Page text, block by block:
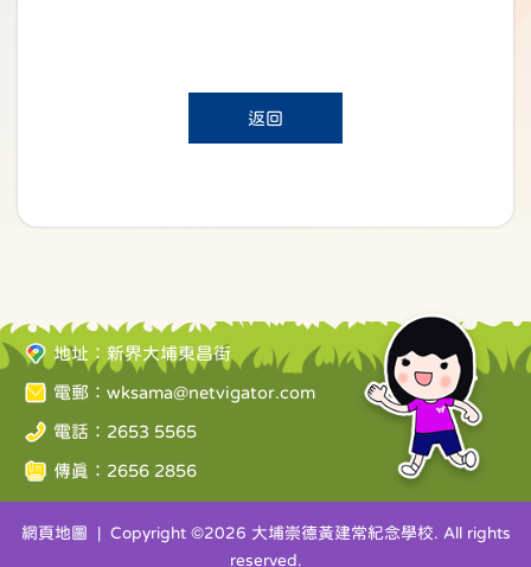
返回
地址：新界大埔東昌街
電郵： wksama@netvigator.com
電話：2653 5565
傳真：2656 2856
網頁地圖 | Copyright ©2026 大埔崇德黃建常紀念學校. All rights
reserved.